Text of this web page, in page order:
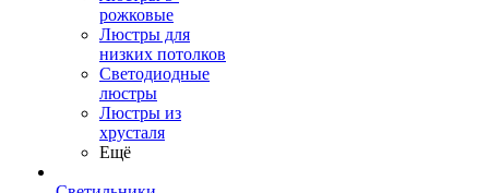
рожковые
Люстры для
низких потолков
Cветодиодные
люстры
Люстры из
хрусталя
Ещё